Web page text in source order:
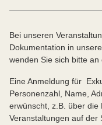
Bei unseren
Dokumentation in
wenden Sie sich bitte an
Eine Anmeldung für
Personenzahl, Name,
erwünscht, z.B. über die
Veranstaltungen auf der